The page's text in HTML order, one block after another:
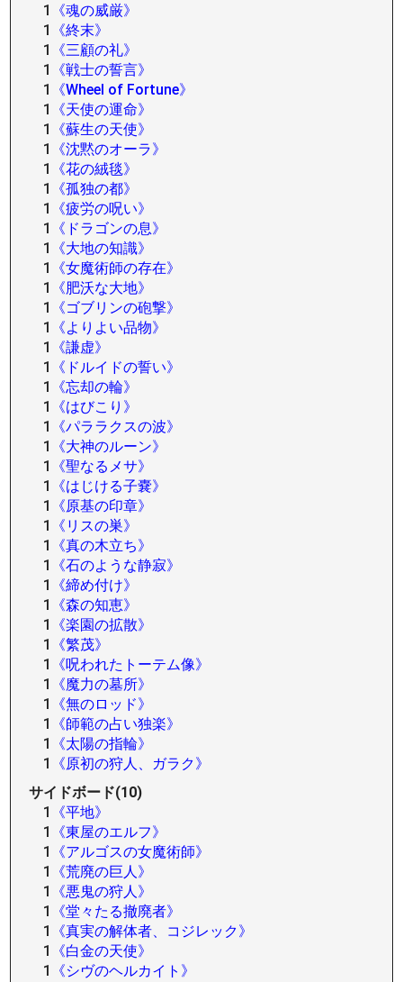
1
《魂の威厳》
1
《終末》
1
《三顧の礼》
1
《戦士の誓言》
1
《Wheel of Fortune》
1
《天使の運命》
1
《蘇生の天使》
1
《沈黙のオーラ》
1
《花の絨毯》
1
《孤独の都》
1
《疲労の呪い》
1
《ドラゴンの息》
1
《大地の知識》
1
《女魔術師の存在》
1
《肥沃な大地》
1
《ゴブリンの砲撃》
1
《よりよい品物》
1
《謙虚》
1
《ドルイドの誓い》
1
《忘却の輪》
1
《はびこり》
1
《パララクスの波》
1
《大神のルーン》
1
《聖なるメサ》
1
《はじける子嚢》
1
《原基の印章》
1
《リスの巣》
1
《真の木立ち》
1
《石のような静寂》
1
《締め付け》
1
《森の知恵》
1
《楽園の拡散》
1
《繁茂》
1
《呪われたトーテム像》
1
《魔力の墓所》
1
《無のロッド》
1
《師範の占い独楽》
1
《太陽の指輪》
1
《原初の狩人、ガラク》
サイドボード(10)
1
《平地》
1
《東屋のエルフ》
1
《アルゴスの女魔術師》
1
《荒廃の巨人》
1
《悪鬼の狩人》
1
《堂々たる撤廃者》
1
《真実の解体者、コジレック》
1
《白金の天使》
1
《シヴのヘルカイト》